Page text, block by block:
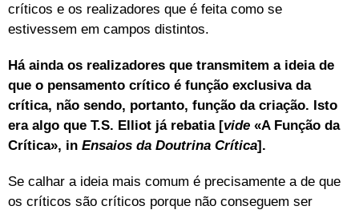
críticos e os realizadores que é feita como se
estivessem em campos distintos.
Há ainda os realizadores que transmitem a ideia de
que o pensamento crítico é função exclusiva da
crítica, não sendo, portanto, função da criação. Isto
era algo que T.S. Elliot já rebatia [vide «A Função da
Crítica», in Ensaios da Doutrina Crítica].
Se calhar a ideia mais comum é precisamente a de que
os críticos são críticos porque não conseguem ser